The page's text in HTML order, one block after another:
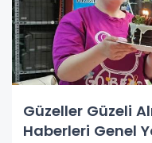
Güzeller Güzeli
Haberleri Genel